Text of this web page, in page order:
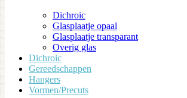
Dichroic
Glasplaatje opaal
Glasplaatje transparant
Overig glas
Dichroic
Gereedschappen
Hangers
Vormen/Precuts